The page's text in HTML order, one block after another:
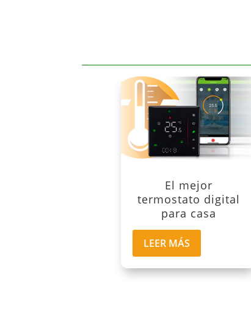
El mejor
termostato digital
para casa
LEER MÁS